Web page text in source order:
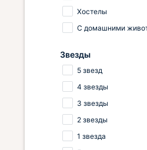
Хостелы
С домашними
Звезды
5 звезд
4 звезды
3 звезды
2 звезды
1 звезда